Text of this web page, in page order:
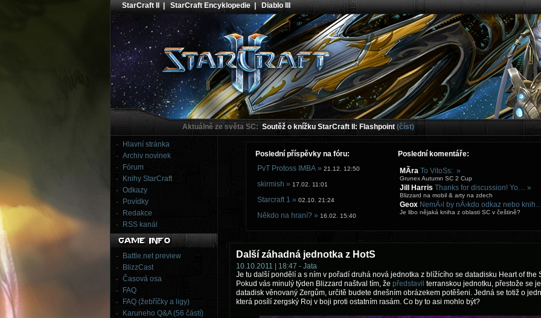
StarCraft II |StarCraft Encyklopedie|Diablo III
Aktuálně ze světa SC: Soutěž o knížku StarCraft II: Flashpoint (číst)
Hlavní stránka
Archiv novinek
Fórum
Knihy StarCraft
Odkazy
Povídky
Redakce
RSS kanál
Battle.net preview
BlizzCast
Časová osa
FAQ
FAQ (žebříčky a ligy)
Karuneho Q&A (56 částí)
Poslední příspěvky na fóru:
Poslední komentáře:
PvT Protoss IMBA » 21.12. 12:50
skirmish » 17.02. 11:01
Starcraft 1 » 02.10. 21:24
Někdo na hraní? » 16.02. 15:40
MÃ­ra To VitoSs: »
Grunex Autumn SC 2 Cup
Jill Harris Thanks for discussion! Yo… »
Blizzard na mobil & arty na zdech
Geox NemÄ›l by nÄ›kdo odkaz nebo
Je libo nějaká kniha z oblasti SC v češtině?
Další záhadná jednotka z HotS
10.10.2011 | 18:47 - Jata
Je tu další pondělí a s ním v pořadí druhá nová jednotka z blížícího se datadisku Heart of the
Pokud vás minulý týden Blizzard naštval tím, že představil terranskou jednotku, přestože se
datadisk věnovaný Zergům, určitě budete dnešním obrázekem potěšeni. Jedná se totiž o
která posílí zergský Roj v boji proti ostatním rasám. Co by to asi mohlo být?